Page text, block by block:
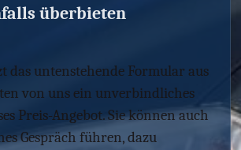
überbieten
das untenstehende Formular aus
von uns ein unverbindliches
Preis-Angebot. Sie können auch
Gespräch führen, dazu